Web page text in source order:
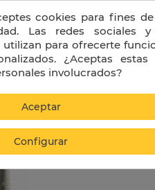
Bàrbara Forés
cookies para fines
Las redes sociales
para ofrecerte
¿Aceptas
involucrados?
Aceptar
Configurar